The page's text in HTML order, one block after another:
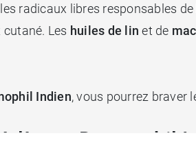
radicaux libres responsables
Les huiles de lin et de
Indien, vous pourrez braver
lèvres Dermophil